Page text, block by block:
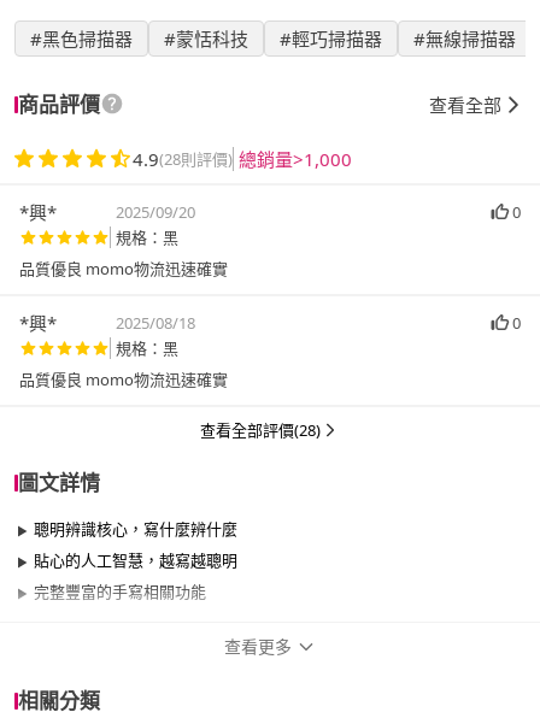
#黑色掃描器 #蒙恬科技 #輕巧掃描器 #無線掃描器
商品評價 查看全部
4.9(28則評價) 總銷量>1,000
*興* 2025/09/20
0
規格：黑
品質優良 momo物流迅速確實
*興* 2025/08/18
0
規格：黑
品質優良 momo物流迅速確實
查看全部評價(28)
圖文詳情
聰明辨識核心，寫什麼辨什麼
貼心的人工智慧，越寫越聰明
完整豐富的手寫相關功能
查看更多
相關分類